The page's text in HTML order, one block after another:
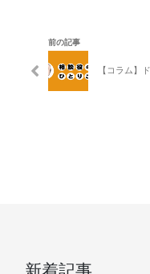
前の記事
【コラム】